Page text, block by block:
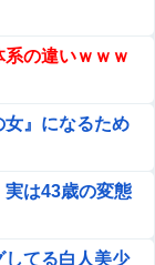
いヒール姿で
トップに掲載
地に”こんなも
げで社会で耐
武道で体を鍛え
系の違いｗｗｗ
女』になるため
実は43歳の変態
してる白人美少